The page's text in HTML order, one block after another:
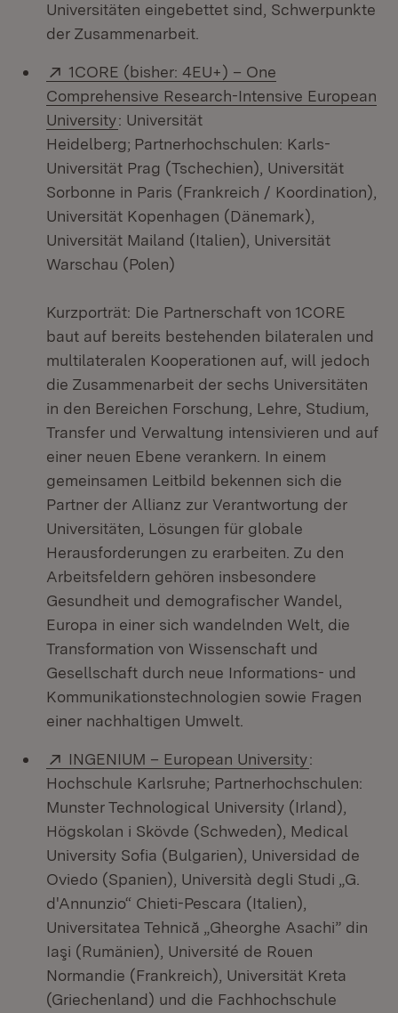
Universitäten eingebettet sind, Schwerpunkte
der Zusammenarbeit.
Extern:
1CORE (bisher: 4EU+) – One
Comprehensive Research-Intensive European
University(Öffnet in neuem Fenster)
: Universität
Heidelberg; Partnerhochschulen: Karls-
Universität Prag (Tschechien), Universität
Sorbonne in Paris (Frankreich / Koordination),
Universität Kopenhagen (Dänemark),
Universität Mailand (Italien), Universität
Warschau (Polen)
Kurzporträt: Die Partnerschaft von 1CORE
baut auf bereits bestehenden bilateralen und
multilateralen Kooperationen auf, will jedoch
die Zusammenarbeit der sechs Universitäten
in den Bereichen Forschung, Lehre, Studium,
Transfer und Verwaltung intensivieren und auf
einer neuen Ebene verankern. In einem
gemeinsamen Leitbild bekennen sich die
Partner der Allianz zur Verantwortung der
Universitäten, Lösungen für globale
Herausforderungen zu erarbeiten. Zu den
Arbeitsfeldern gehören insbesondere
Gesundheit und demografischer Wandel,
Europa in einer sich wandelnden Welt, die
Transformation von Wissenschaft und
Gesellschaft durch neue Informations- und
Kommunikationstechnologien sowie Fragen
einer nachhaltigen Umwelt.
Extern:
INGENIUM – European University(Öffnet in
:
Hochschule Karlsruhe; Partnerhochschulen:
Munster Technological University (Irland),
Högskolan i Skövde (Schweden), Medical
University Sofia (Bulgarien), Universidad de
Oviedo (Spanien), Università degli Studi „G.
d'Annunzio“ Chieti-Pescara (Italien),
Universitatea Tehnică „Gheorghe Asachi” din
Iaşi (Rumänien), Université de Rouen
Normandie (Frankreich), Universität Kreta
(Griechenland) und die Fachhochschule